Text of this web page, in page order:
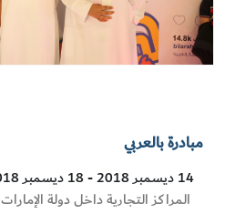
مبادرة بالعربي
14 ديسمبر 2018 - 18 ديسمبر 2018
Visit
المراكز التجارية داخل دولة الإمارات